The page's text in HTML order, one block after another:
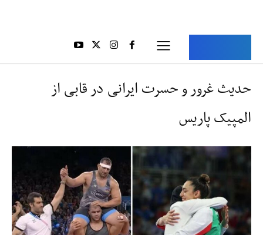
حدیث‌ غرور و حسرت ایرانی در قابی از
المپیک پاریس